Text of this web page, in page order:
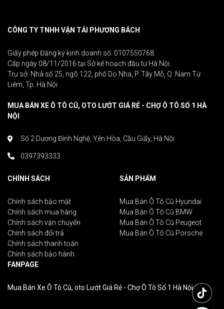
CÔNG TY TNHH VẬN TẢI PHƯƠNG BÁCH
Giấy phép Đăng ký kinh doanh số: 0107550768.
Cấp ngày 08/11/2016 tại Sở kế hoạch đầu tư Hà Nội.
Trụ sở: Nhà số 25, ngõ 122, phố Do Nha, P. Tây Mỗ, Q. Nam Từ
Liêm, Tp. Hà Nội
MUA BÁN XE Ô TÔ CŨ, OTO LƯỚT GIÁ RẺ - CHỢ Ô TÔ SỐ 1 HÀ
NỘI
Số 2 Dương Đình Nghệ, Yên Hòa, Cầu Giấy, Hà Nội
0397393333
CHÍNH SÁCH
Chính sách bảo mật
Chính sách mua hàng
Chính sách vận chuyển
Chính sách đổi trả
Chính sách thanh toán
Chính sách bảo hành
SẢN PHẨM
Mua Bán Ô Tô Cũ Hyundai
Mua Bán Ô Tô Cũ BMW
Mua Bán Ô Tô Cũ Peugeot
Mua Bán Ô Tô Cũ Porsche
FANPAGE
Mua Bán Xe Ô Tô Cũ, oto Lướt Giá Rẻ - Chợ Ô Tô Số 1 Hà Nội